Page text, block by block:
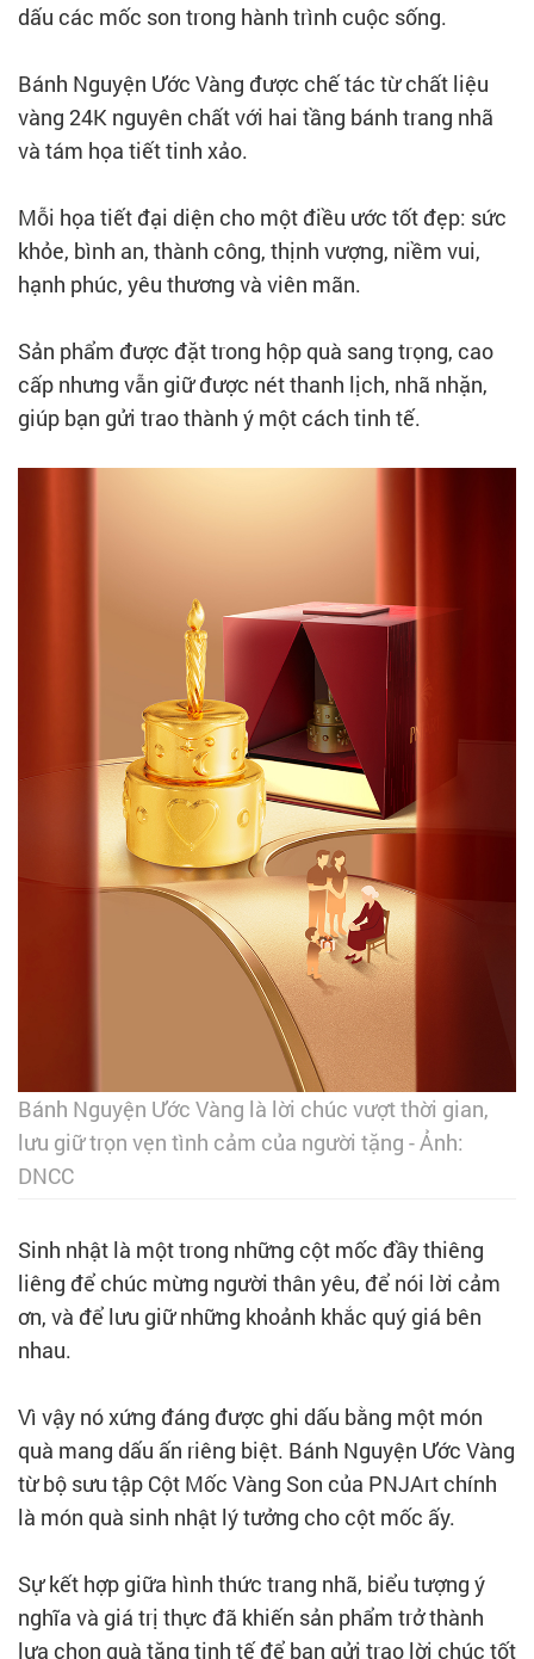
dấu các mốc son trong hành trình cuộc sống.
Bánh Nguyện Ước Vàng được chế tác từ chất liệu
vàng 24K nguyên chất với hai tầng bánh trang nhã
và tám họa tiết tinh xảo.
Mỗi họa tiết đại diện cho một điều ước tốt đẹp: sức
khỏe, bình an, thành công, thịnh vượng, niềm vui,
hạnh phúc, yêu thương và viên mãn.
Sản phẩm được đặt trong hộp quà sang trọng, cao
cấp nhưng vẫn giữ được nét thanh lịch, nhã nhặn,
giúp bạn gửi trao thành ý một cách tinh tế.
Bánh Nguyện Ước Vàng là lời chúc vượt thời gian,
lưu giữ trọn vẹn tình cảm của người tặng - Ảnh:
DNCC
Sinh nhật là một trong những cột mốc đầy thiêng
liêng để chúc mừng người thân yêu, để nói lời cảm
ơn, và để lưu giữ những khoảnh khắc quý giá bên
nhau.
Vì vậy nó xứng đáng được ghi dấu bằng một món
quà mang dấu ấn riêng biệt. Bánh Nguyện Ước Vàng
từ bộ sưu tập Cột Mốc Vàng Son của PNJArt chính
là món quà sinh nhật lý tưởng cho cột mốc ấy.
Sự kết hợp giữa hình thức trang nhã, biểu tượng ý
nghĩa và giá trị thực đã khiến sản phẩm trở thành
lựa chọn quà tặng tinh tế để bạn gửi trao lời chúc tốt